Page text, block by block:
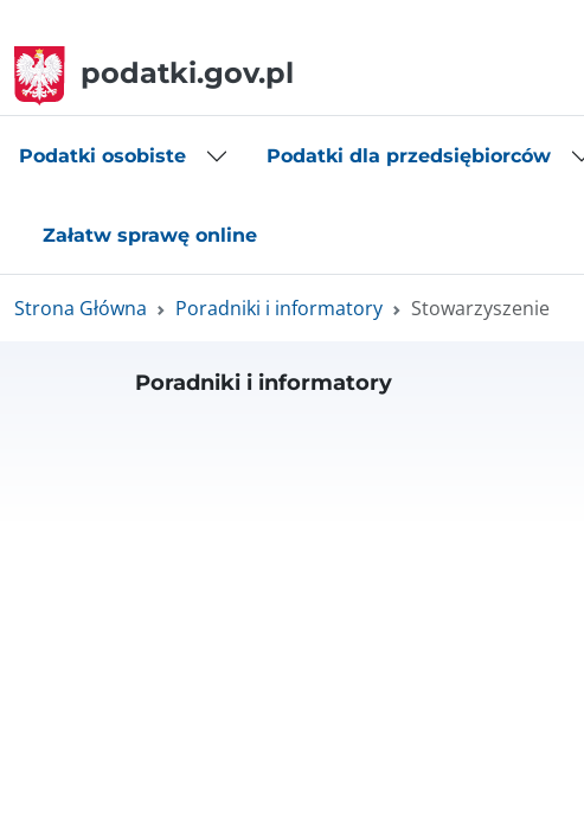
podatki.gov.pl
Podatki osobiste Podatki dla przedsiębiorców
Załatw sprawę online
Strona Główna Poradniki i informatory Stowarzyszenie
Poradniki i informatory